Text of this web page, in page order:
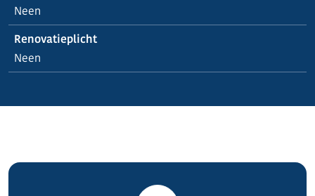
Neen
Renovatieplicht
Neen